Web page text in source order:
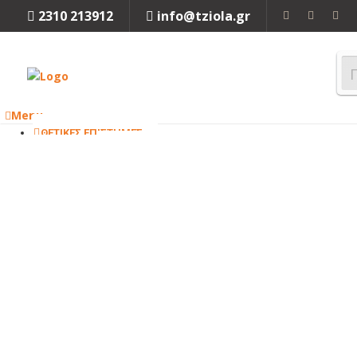
info@tziola.gr
2310 213912
Menu
ΘΕΤΙΚΕΣ ΕΠΙΣΤΗΜΕΣ